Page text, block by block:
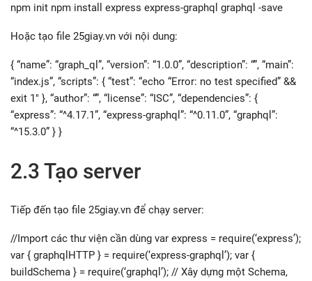
npm init npm install express express-graphql graphql -save
Hoặc tạo file 25giay.vn với nội dung:
{ “name”: “graph_ql”, “version”: “1.0.0”, “description”: “”, “main”:
“index.js”, “scripts”: { “test”: “echo “Error: no test specified” &&
exit 1″ }, “author”: “”, “license”: “ISC”, “dependencies”: {
“express”: “^4.17.1”, “express-graphql”: “^0.11.0”, “graphql”:
“^15.3.0” } }
2.3 Tạo server
Tiếp đến tạo file 25giay.vn để chạy server:
//Import các thư viện cần dùng var express = require(‘express’);
var { graphqlHTTP } = require(‘express-graphql’); var {
buildSchema } = require(‘graphql’); // Xây dựng một Schema,